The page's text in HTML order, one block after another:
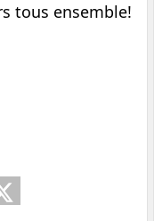
tous ensemble!